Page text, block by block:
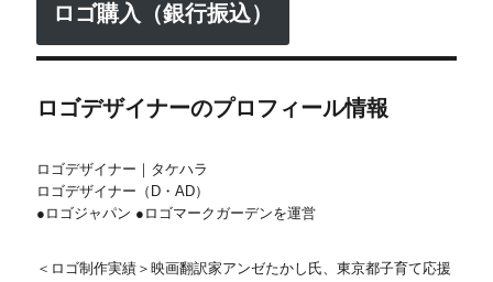
ロゴ購入（銀行振込）
ロゴデザイナーのプロフィール情報
ロゴデザイナー｜タケハラ
ロゴデザイナー（D・AD）
●ロゴジャパン ●ロゴマークガーデンを運営
＜ロゴ制作実績＞映画翻訳家アンゼたかし氏、東京都子育て応援